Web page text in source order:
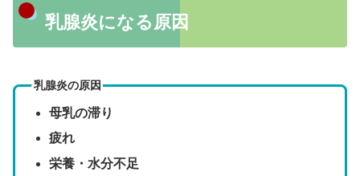
乳腺炎になる原因
乳腺炎の原因
母乳の滞り
疲れ
栄養・水分不足